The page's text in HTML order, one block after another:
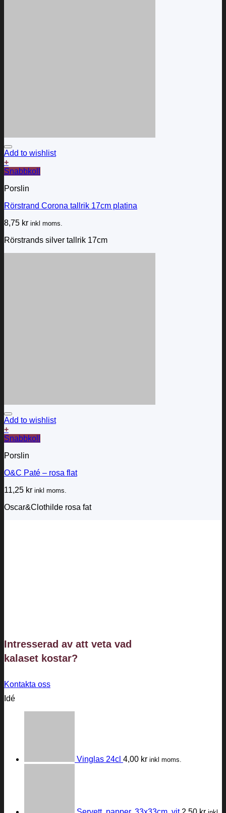
Add to wishlist
+
Snabbkoll
Porslin
Rörstrand Corona tallrik 17cm platina
8,75 kr inkl moms.
Rörstrands silver tallrik 17cm
Add to wishlist
+
Snabbkoll
Porslin
O&C Paté – rosa flat
11,25 kr inkl moms.
Oscar&Clothilde rosa fat
Intresserad av att veta vad
kalaset kostar?
Kontakta oss
Idé
Vinglas 24cl 4,00 kr inkl moms.